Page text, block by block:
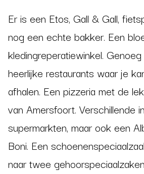
Er is een Etos, Gall & Gall,
nog een echte bakker. Een
kledingreperatiewinkel.
heerlijke restaurants waar je
afhalen. Een pizzeria met de
van Amersfoort. Verschillende
supermarkten, maar ook een
Boni. Een
naar twee